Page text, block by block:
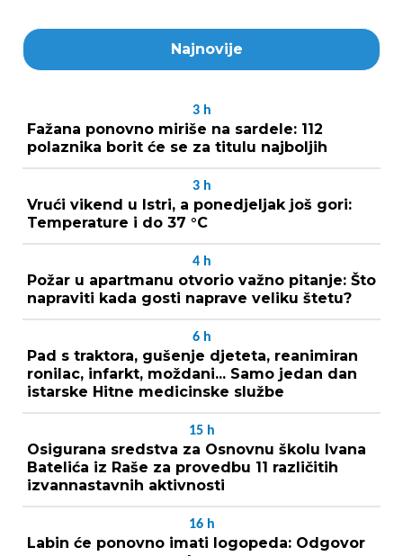
Najnovije
3 h
Fažana ponovno miriše na sardele: 112
polaznika borit će se za titulu najboljih
3 h
Vrući vikend u Istri, a ponedjeljak još gori:
Temperature i do 37 °C
4 h
Požar u apartmanu otvorio važno pitanje: Što
napraviti kada gosti naprave veliku štetu?
6 h
Pad s traktora, gušenje djeteta, reanimiran
ronilac, infarkt, moždani... Samo jedan dan
istarske Hitne medicinske službe
15 h
Osigurana sredstva za Osnovnu školu Ivana
Batelića iz Raše za provedbu 11 različitih
izvannastavnih aktivnosti
16 h
Labin će ponovno imati logopeda: Odgovor